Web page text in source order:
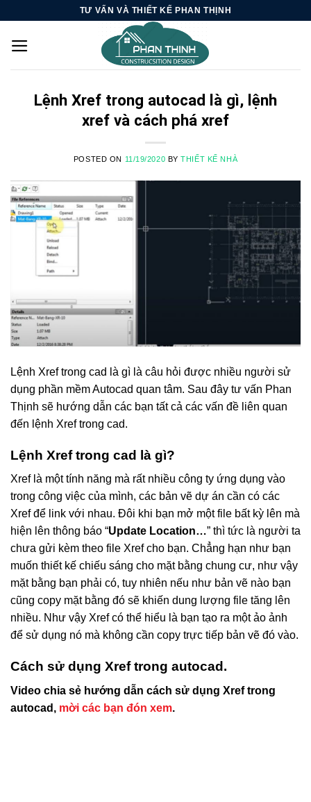
content
TƯ VẤN VÀ THIẾT KẾ PHAN THỊNH
Lệnh Xref trong autocad là gì, lệnh
xref và cách phá xref
POSTED ON 11/19/2020 BYTHIẾT KẾ NHÀ
Lệnh Xref trong cad là gì là câu hỏi được nhiều người sử
dụng phần mềm Autocad quan tâm. Sau đây tư vấn Phan
Thịnh sẽ hướng dẫn các bạn tất cả các vấn đề liên quan
đến lệnh Xref trong cad.
Lệnh Xref trong cad là gì?
Xref là một tính năng mà rất nhiều công ty ứng dụng vào
trong công việc của mình, các bản vẽ dự án cần có các
Xref để link với nhau. Đôi khi bạn mở một file bất kỳ lên mà
hiện lên thông báo “Update Location…” thì tức là người ta
chưa gửi kèm theo file Xref cho bạn. Chẳng hạn như bạn
muốn thiết kế chiếu sáng cho mặt bằng chung cư, như vậy
mặt bằng bạn phải có, tuy nhiên nếu như bản vẽ nào bạn
cũng copy mặt bằng đó sẽ khiến dung lượng file tăng lên
nhiều. Như vậy Xref có thể hiểu là bạn tạo ra một ảo ảnh
để sử dụng nó mà không cần copy trực tiếp bản vẽ đó vào.
Cách sử dụng Xref trong autocad.
Video chia sẻ hướng dẫn cách sử dụng Xref trong
autocad, mời các bạn đón xem.